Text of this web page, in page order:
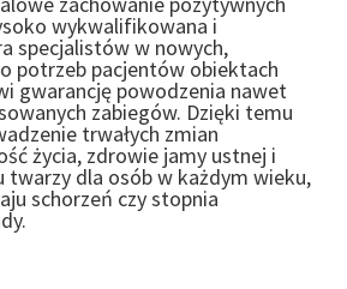
wykwalifikowana i
specjalistów w nowych,
potrzeb pacjentów obiektach
gwarancję powodzenia nawet
zabiegów. Dzięki temu
trwałych zmian
życia, zdrowie jamy ustnej i
twarzy dla osób w każdym wieku,
schorzeń czy stopnia